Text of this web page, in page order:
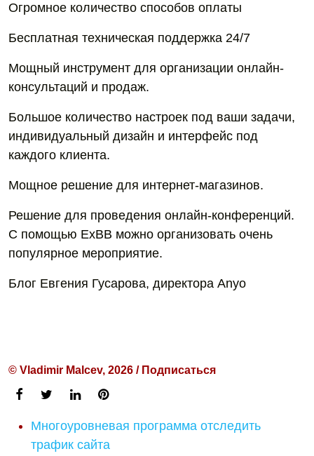
Огромное количество способов оплаты
Бесплатная техническая поддержка 24/7
Мощный инструмент для организации онлайн-
консультаций и продаж.
Большое количество настроек под ваши задачи,
индивидуальный дизайн и интерфейс под
каждого клиента.
Мощное решение для интернет-магазинов.
Решение для проведения онлайн-конференций.
С помощью ExBB можно организовать очень
популярное мероприятие.
Блог Евгения Гусарова, директора Anyo
© Vladimir Malcev, 2026 / Подписаться
Многоуровневая программа отследить
трафик сайта